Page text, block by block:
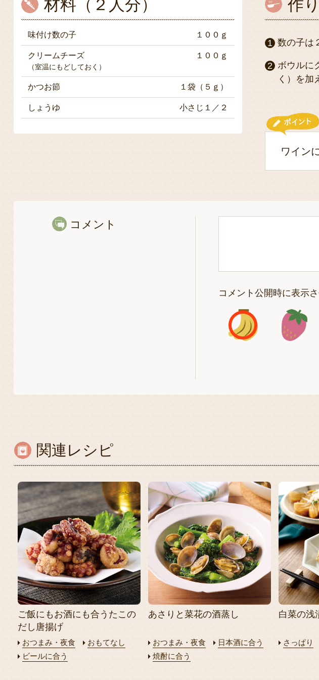
材料（２人分）
味付け数の子 １００ｇ
クリームチーズ １００ｇ
（室温にもどしておく）
かつお節 １袋（５ｇ）
しょうゆ 小さじ１／２
作
数の子は
ボウルに
く）を加
ワイン
コメント
コメント公開時に表示
アイコン1
関連レシピ
ご飯にもお酒にも合うたこの
だし唐揚げ
おつまみ・夜食
おもてなし
ビールに合う
あさりと菜花の酒蒸し
おつまみ・夜食
日本酒に合う
焼酎に合う
白菜の浅
さっぱり